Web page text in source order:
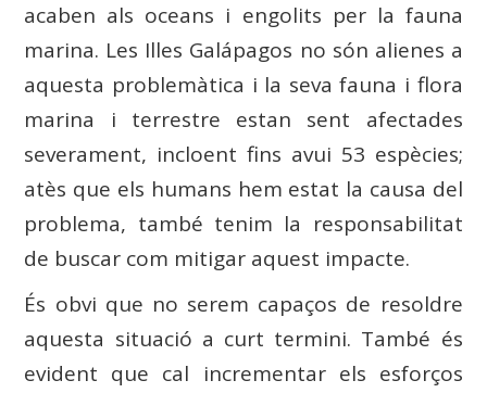
acaben als oceans i engolits per la fauna
marina. Les Illes Galápagos no són alienes a
aquesta problemàtica i la seva fauna i flora
marina i terrestre estan sent afectades
severament, incloent fins avui 53 espècies;
atès que els humans hem estat la causa del
problema, també tenim la responsabilitat
de buscar com mitigar aquest impacte.
És obvi que no serem capaços de resoldre
aquesta situació a curt termini. També és
evident que cal incrementar els esforços